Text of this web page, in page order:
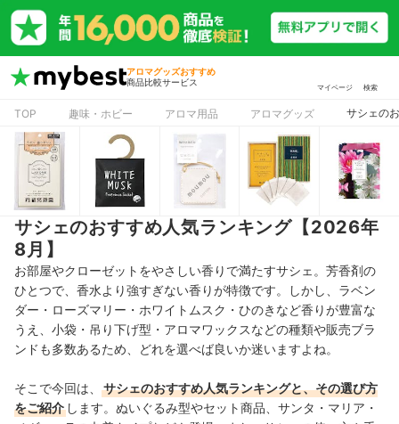
アロマグッズおすすめ
商品比較サービス
マイページ 検索
TOP 趣味・ホビー アロマ用品 アロマグッズ サシェの
サシェのおすすめ人気ランキング【2026年
8月】
お部屋やクローゼットをやさしい香りで満たすサシェ。芳香剤の
ひとつで、香水より強すぎない香りが特徴です。しかし、ラベン
ダー・ローズマリー・ホワイトムスク・ひのきなど香りが豊富な
うえ、小袋・吊り下げ型・アロマワックスなどの種類や販売ブラ
ンドも多数あるため、どれを選べば良いか迷いますよね。
そこで今回は、
サシェのおすすめ人気ランキングと、その選び方
をご紹介 します。ぬいぐるみ型やセット商品、サンタ・マリア・